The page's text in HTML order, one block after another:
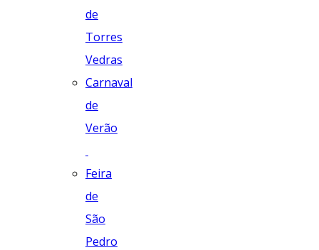
de
Torres
Vedras
Carnaval
de
Verão
Feira
de
São
Pedro